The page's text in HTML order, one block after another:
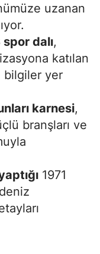
uzanan
dalı,
katılan
bilgiler yer
karnesi,
branşları ve
1971